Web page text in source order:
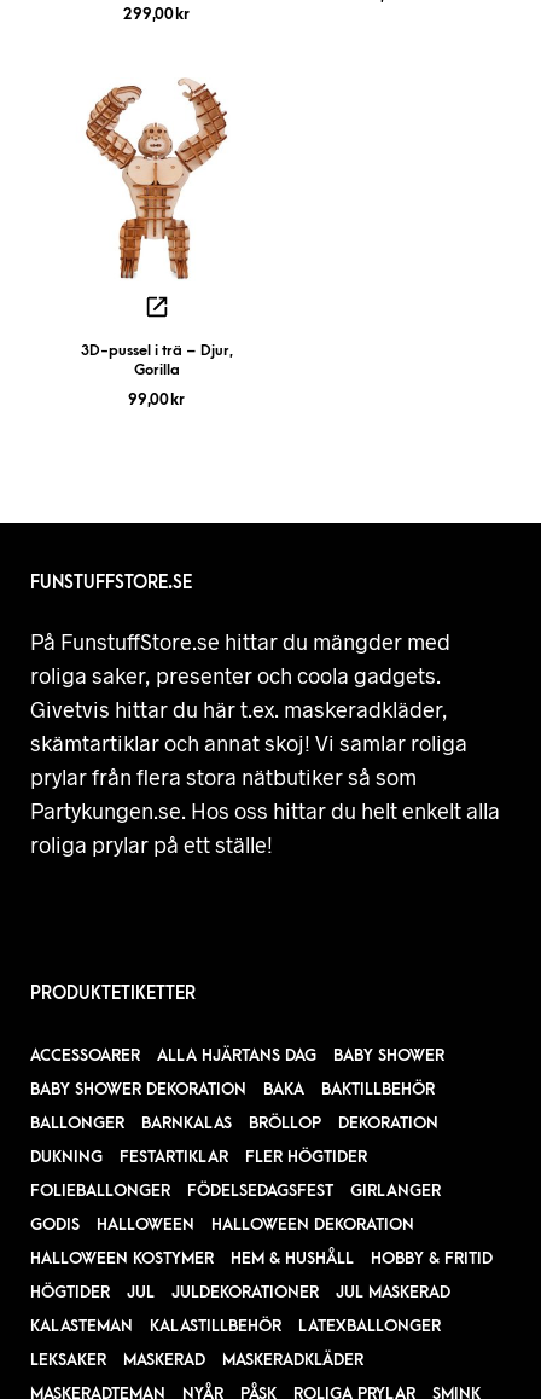
299,00 kr
3D-pussel i trä – Djur,
Gorilla
99,00 kr
FUNSTUFFSTORE.SE
På FunstuffStore.se hittar du mängder med
roliga saker, presenter och coola gadgets.
Givetvis hittar du här t.ex. maskeradkläder,
skämtartiklar och annat skoj! Vi samlar roliga
prylar från flera stora nätbutiker så som
Partykungen.se. Hos oss hittar du helt enkelt alla
roliga prylar på ett ställe!
PRODUKTETIKETTER
ACCESSOARER ALLA HJÄRTANS DAG
BABY SHOWER
BABY SHOWER DEKORATION
BAKA
BAKTILLBEHÖR
BALLONGER
BARNKALAS BRÖLLOP
DEKORATION
DUKNING
FESTARTIKLAR
FLER HÖGTIDER
FOLIEBALLONGER
FÖDELSEDAGSFEST
GIRLANGER
GODIS
HALLOWEEN
HALLOWEEN DEKORATION
HALLOWEEN KOSTYMER
HEM & HUSHÅLL
HOBBY & FRITID
HÖGTIDER
JUL JULDEKORATIONER
JUL MASKERAD
KALASTEMAN
KALASTILLBEHÖR
LATEXBALLONGER
LEKSAKER
MASKERAD
MASKERADKLÄDER
MASKERADTEMAN
NYÅR PÅSK ROLIGA PRYLAR SMINK